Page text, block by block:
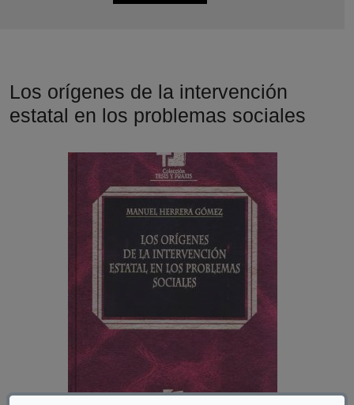
Los orígenes de la intervención
estatal en los problemas sociales